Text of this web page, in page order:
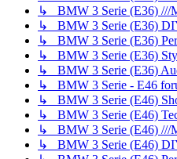
↳ BMW 3 Serie (E36) ///
↳ BMW 3 Serie (E36)
↳ BMW 3 Serie (E36)
↳ BMW 3 Serie (E36)
↳ BMW 3 Serie (E36)
↳ BMW 3 Serie - E46
↳ BMW 3 Serie (E46)
↳ BMW 3 Serie (E46)
↳ BMW 3 Serie (E46) ///
↳ BMW 3 Serie (E46)